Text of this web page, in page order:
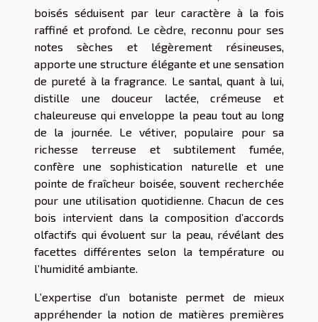
boisés séduisent par leur caractère à la fois
raffiné et profond. Le cèdre, reconnu pour ses
notes sèches et légèrement résineuses,
apporte une structure élégante et une sensation
de pureté à la fragrance. Le santal, quant à lui,
distille une douceur lactée, crémeuse et
chaleureuse qui enveloppe la peau tout au long
de la journée. Le vétiver, populaire pour sa
richesse terreuse et subtilement fumée,
confère une sophistication naturelle et une
pointe de fraîcheur boisée, souvent recherchée
pour une utilisation quotidienne. Chacun de ces
bois intervient dans la composition d’accords
olfactifs qui évoluent sur la peau, révélant des
facettes différentes selon la température ou
l’humidité ambiante.
L’expertise d’un botaniste permet de mieux
appréhender la notion de matières premières